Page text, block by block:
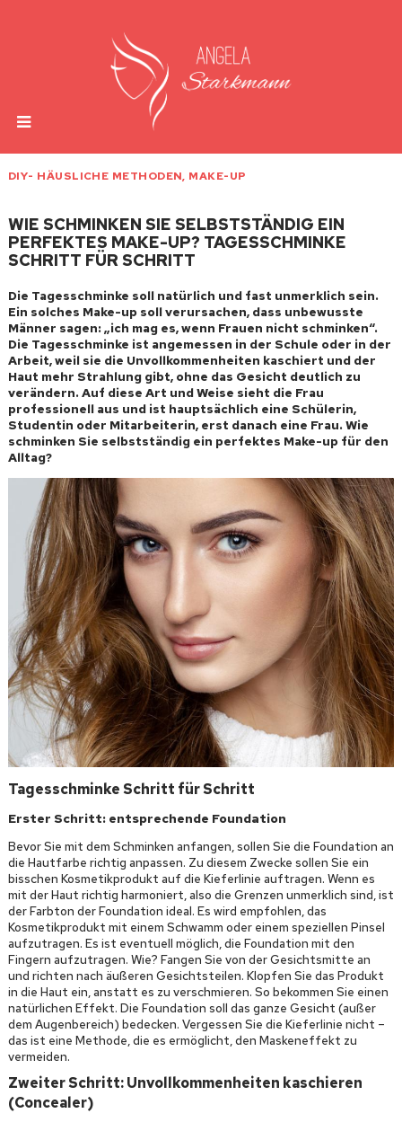
DIY- HÄUSLICHE METHODEN, MAKE-UP
WIE SCHMINKEN SIE SELBSTSTÄNDIG EIN
PERFEKTES MAKE-UP? TAGESSCHMINKE
SCHRITT FÜR SCHRITT
Die Tagesschminke soll natürlich und fast unmerklich sein.
Ein solches Make-up soll verursachen, dass unbewusste
Männer sagen: „ich mag es, wenn Frauen nicht schminken“.
Die Tagesschminke ist angemessen in der Schule oder in der
Arbeit, weil sie die Unvollkommenheiten kaschiert und der
Haut mehr Strahlung gibt, ohne das Gesicht deutlich zu
verändern. Auf diese Art und Weise sieht die Frau
professionell aus und ist hauptsächlich eine Schülerin,
Studentin oder Mitarbeiterin, erst danach eine Frau. Wie
schminken Sie selbstständig ein perfektes Make-up für den
Alltag?
Tagesschminke Schritt für Schritt
Erster Schritt: entsprechende Foundation
Bevor Sie mit dem Schminken anfangen, sollen Sie die Foundation an
die Hautfarbe richtig anpassen. Zu diesem Zwecke sollen Sie ein
bisschen Kosmetikprodukt auf die Kieferlinie auftragen. Wenn es
mit der Haut richtig harmoniert, also die Grenzen unmerklich sind, ist
der Farbton der Foundation ideal. Es wird empfohlen, das
Kosmetikprodukt mit einem Schwamm oder einem speziellen Pinsel
aufzutragen. Es ist eventuell möglich, die Foundation mit den
Fingern aufzutragen. Wie? Fangen Sie von der Gesichtsmitte an
und richten nach äußeren Gesichtsteilen. Klopfen Sie das Produkt
in die Haut ein, anstatt es zu verschmieren. So bekommen Sie einen
natürlichen Effekt. Die Foundation soll das ganze Gesicht (außer
dem Augenbereich) bedecken. Vergessen Sie die Kieferlinie nicht –
das ist eine Methode, die es ermöglicht, den Maskeneffekt zu
vermeiden.
Zweiter Schritt: Unvollkommenheiten kaschieren
(Concealer)